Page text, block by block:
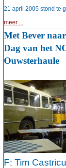
21 april 2005 stond te
meer ...
Met Bever
Dag van het
Ouwsterhaule
F: Tim